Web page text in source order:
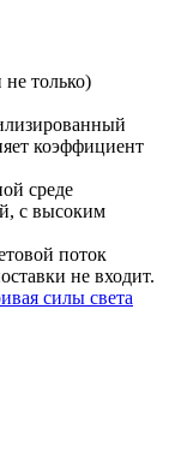
только)
коэффициент
среде
с высоким
поток
не входит.
силы света